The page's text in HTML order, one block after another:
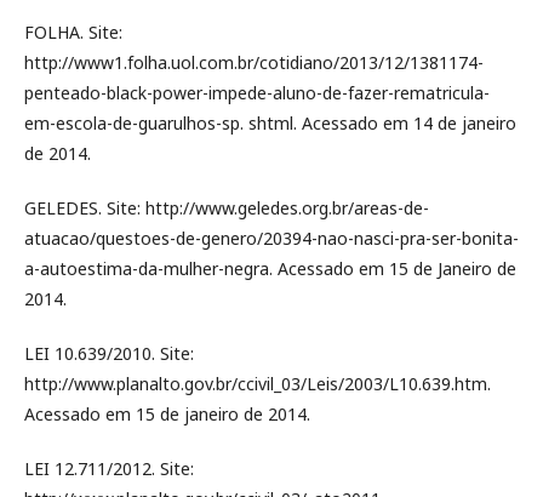
FOLHA. Site:
http://www1.folha.uol.com.br/cotidiano/2013/12/1381174-
penteado-black-power-impede-aluno-de-fazer-rematricula-
em-escola-de-guarulhos-sp. shtml. Acessado em 14 de janeiro
de 2014.
GELEDES. Site: http://www.geledes.org.br/areas-de-
atuacao/questoes-de-genero/20394-nao-nasci-pra-ser-bonita-
a-autoestima-da-mulher-negra. Acessado em 15 de Janeiro de
2014.
LEI 10.639/2010. Site:
http://www.planalto.gov.br/ccivil_03/Leis/2003/L10.639.htm.
Acessado em 15 de janeiro de 2014.
LEI 12.711/2012. Site: